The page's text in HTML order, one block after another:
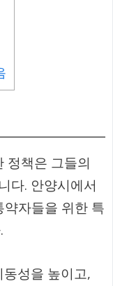
정책은 그들의
다. 안양시에서
자들을 위한 특
성을 높이고,